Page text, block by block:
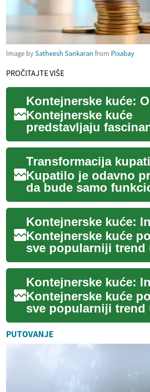
Image bySatheesh Sankaran from Pixabay
PROČITAJTE VIŠE
Kontejnerske kuće
predstavljaju
trend u savremenoj
arhitekturi koji
održivost,
Kupatilo je odavno
da bude samo
prostor u našim
Ono je postalo oaza
mesto za op...
Kontejnerske kuće
sve popularniji trend
arhitekturi i
širom sveta. Ove
građevine...
Kontejnerske kuće
sve popularniji trend
arhitekturi i
širom sveta. Ove
građevine...
PUTOVANJE